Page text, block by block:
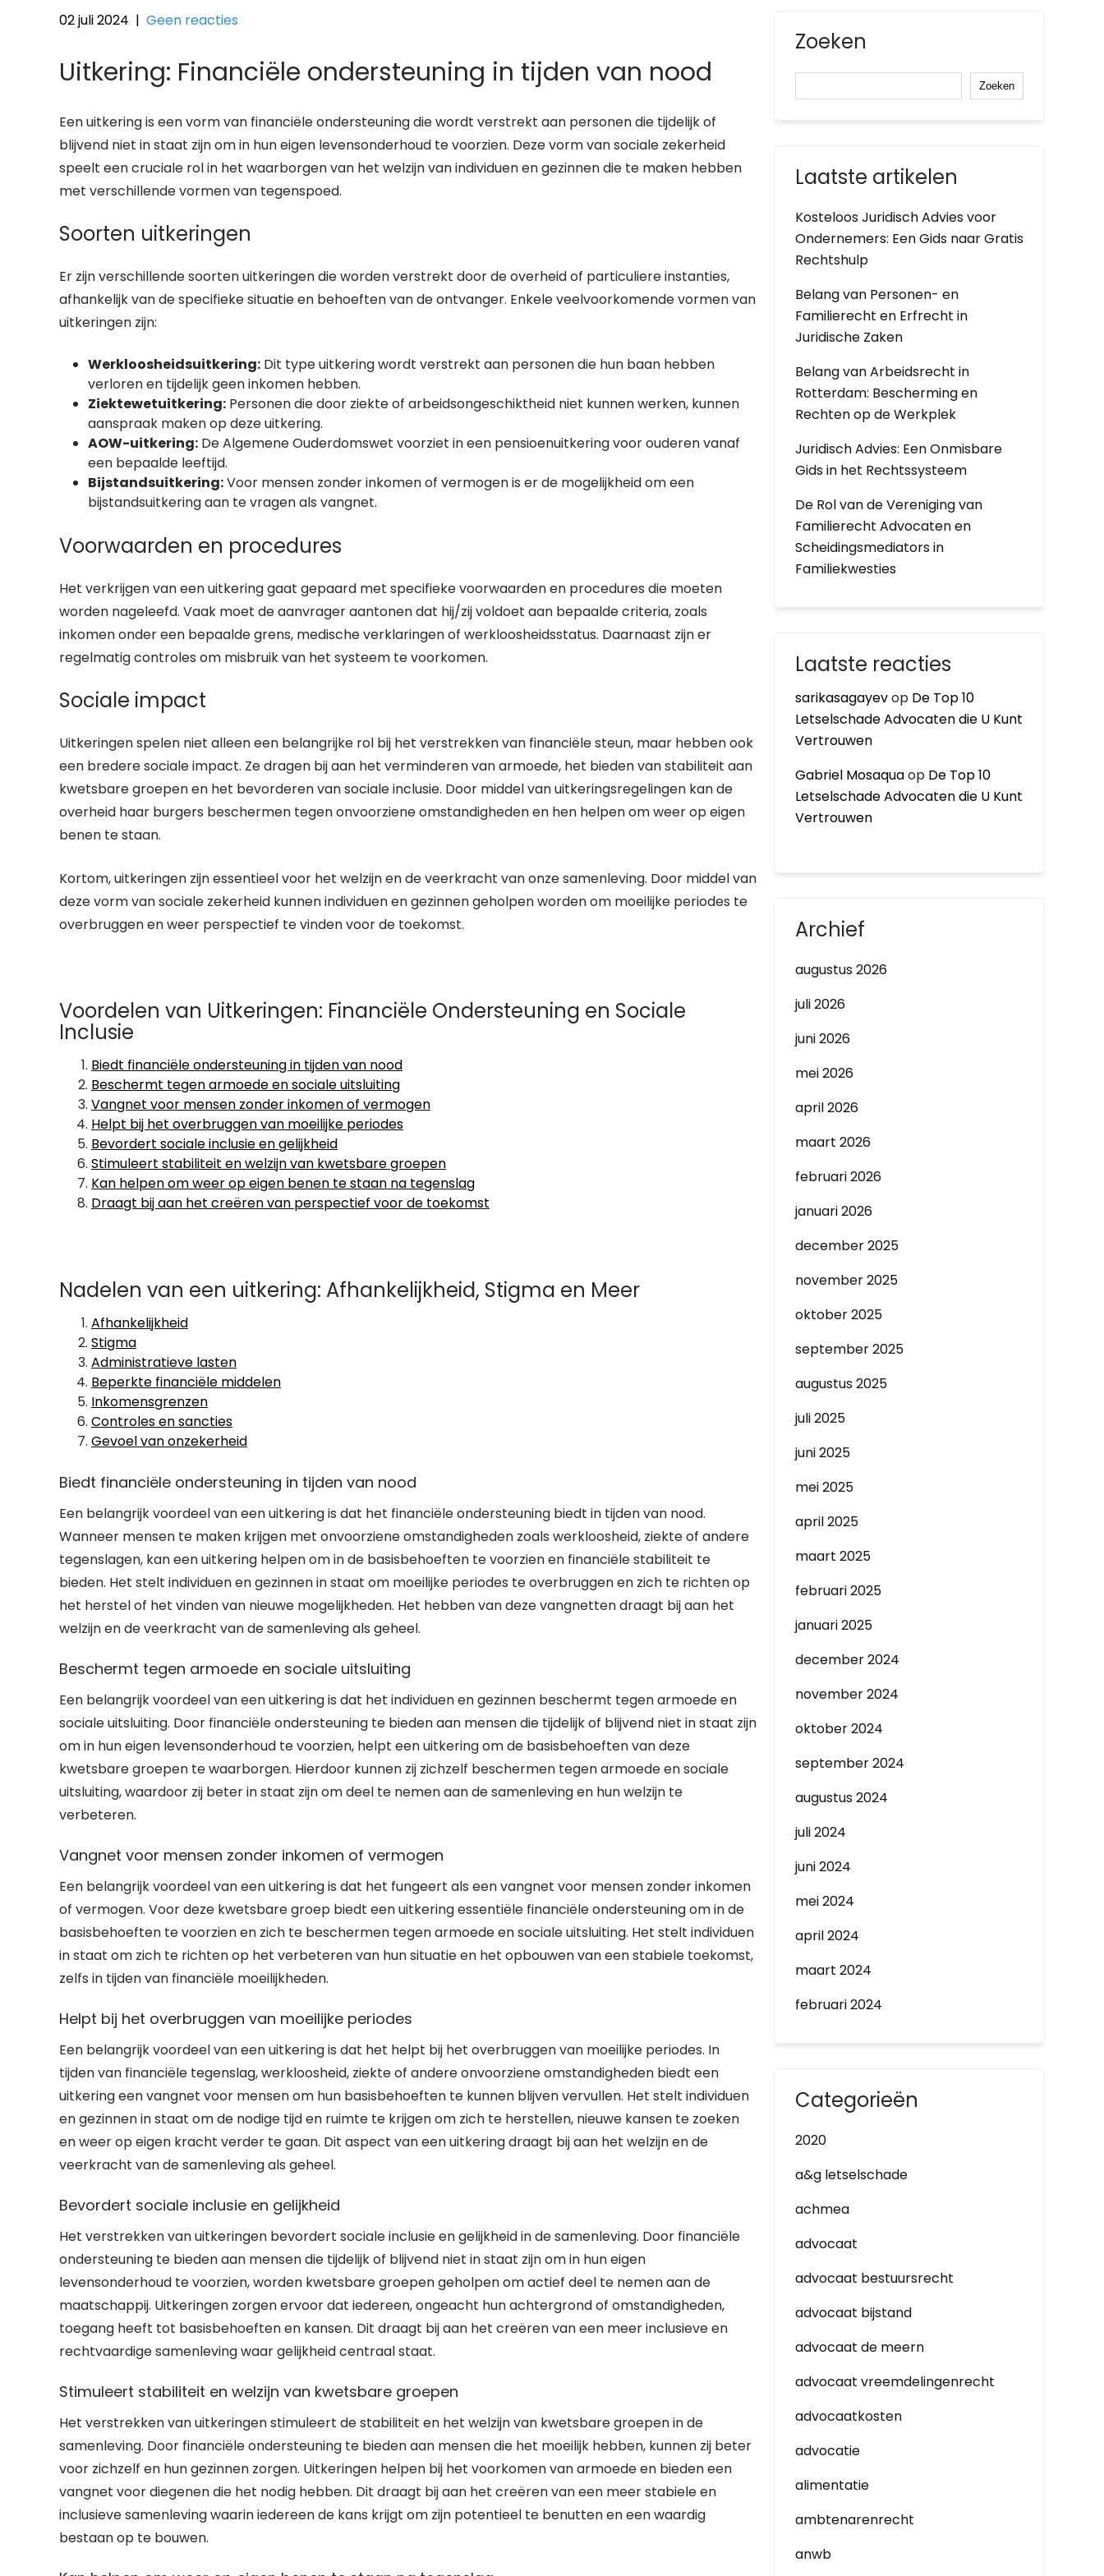
02 juli 2024 | Geen reacties
Uitkering: Financiële ondersteuning in tijden van nood
Een uitkering is een vorm van financiële ondersteuning die wordt verstrekt aan personen die tijdelijk of
blijvend niet in staat zijn om in hun eigen levensonderhoud te voorzien. Deze vorm van sociale zekerheid
speelt een cruciale rol in het waarborgen van het welzijn van individuen en gezinnen die te maken hebben
met verschillende vormen van tegenspoed.
Soorten uitkeringen
Er zijn verschillende soorten uitkeringen die worden verstrekt door de overheid of particuliere instanties,
afhankelijk van de specifieke situatie en behoeften van de ontvanger. Enkele veelvoorkomende vormen van
uitkeringen zijn:
Werkloosheidsuitkering: Dit type uitkering wordt verstrekt aan personen die hun baan hebben
verloren en tijdelijk geen inkomen hebben.
Ziektewetuitkering: Personen die door ziekte of arbeidsongeschiktheid niet kunnen werken, kunnen
aanspraak maken op deze uitkering.
AOW-uitkering: De Algemene Ouderdomswet voorziet in een pensioenuitkering voor ouderen vanaf
een bepaalde leeftijd.
Bijstandsuitkering:Voor mensen zonder inkomen of vermogen is er de mogelijkheid om een
bijstandsuitkering aan te vragen als vangnet.
Voorwaarden en procedures
Het verkrijgen van een uitkering gaat gepaard met specifieke voorwaarden en procedures die moeten
worden nageleefd. Vaak moet de aanvrager aantonen dat hij/zij voldoet aan bepaalde criteria, zoals
inkomen onder een bepaalde grens, medische verklaringen of werkloosheidsstatus. Daarnaast zijn er
regelmatig controles om misbruik van het systeem te voorkomen.
Sociale impact
Uitkeringen spelen niet alleen een belangrijke rol bij het verstrekken van financiële steun, maar hebben ook
een bredere sociale impact. Ze dragen bij aan het verminderen van armoede, het bieden van stabiliteit aan
kwetsbare groepen en het bevorderen van sociale inclusie. Door middel van uitkeringsregelingen kan de
overheid haar burgers beschermen tegen onvoorziene omstandigheden en hen helpen om weer op eigen
benen te staan.
Kortom, uitkeringen zijn essentieel voor het welzijn en de veerkracht van onze samenleving. Door middel van
deze vorm van sociale zekerheid kunnen individuen en gezinnen geholpen worden om moeilijke periodes te
overbruggen en weer perspectief te vinden voor de toekomst.
Voordelen van Uitkeringen: Financiële Ondersteuning en Sociale
Inclusie
Biedt financiële ondersteuning in tijden van nood
Beschermt tegen armoede en sociale uitsluiting
Vangnet voor mensen zonder inkomen of vermogen
Helpt bij het overbruggen van moeilijke periodes
Bevordert sociale inclusie en gelijkheid
Stimuleert stabiliteit en welzijn van kwetsbare groepen
Kan helpen om weer op eigen benen te staan na tegenslag
Draagt bij aan het creëren van perspectief voor de toekomst
Nadelen van een uitkering: Afhankelijkheid, Stigma en Meer
Afhankelijkheid
Stigma
Administratieve lasten
Beperkte financiële middelen
Inkomensgrenzen
Controles en sancties
Gevoel van onzekerheid
Biedt financiële ondersteuning in tijden van nood
Een belangrijk voordeel van een uitkering is dat het financiële ondersteuning biedt in tijden van nood.
Wanneer mensen te maken krijgen met onvoorziene omstandigheden zoals werkloosheid, ziekte of andere
tegenslagen, kan een uitkering helpen om in de basisbehoeften te voorzien en financiële stabiliteit te
bieden. Het stelt individuen en gezinnen in staat om moeilijke periodes te overbruggen en zich te richten op
het herstel of het vinden van nieuwe mogelijkheden. Het hebben van deze vangnetten draagt bij aan het
welzijn en de veerkracht van de samenleving als geheel.
Beschermt tegen armoede en sociale uitsluiting
Een belangrijk voordeel van een uitkering is dat het individuen en gezinnen beschermt tegen armoede en
sociale uitsluiting. Door financiële ondersteuning te bieden aan mensen die tijdelijk of blijvend niet in staat zijn
om in hun eigen levensonderhoud te voorzien, helpt een uitkering om de basisbehoeften van deze
kwetsbare groepen te waarborgen. Hierdoor kunnen zij zichzelf beschermen tegen armoede en sociale
uitsluiting, waardoor zij beter in staat zijn om deel te nemen aan de samenleving en hun welzijn te
verbeteren.
Vangnet voor mensen zonder inkomen of vermogen
Een belangrijk voordeel van een uitkering is dat het fungeert als een vangnet voor mensen zonder inkomen
of vermogen. Voor deze kwetsbare groep biedt een uitkering essentiële financiële ondersteuning om in de
basisbehoeften te voorzien en zich te beschermen tegen armoede en sociale uitsluiting. Het stelt individuen
in staat om zich te richten op het verbeteren van hun situatie en het opbouwen van een stabiele toekomst,
zelfs in tijden van financiële moeilijkheden.
Helpt bij het overbruggen van moeilijke periodes
Een belangrijk voordeel van een uitkering is dat het helpt bij het overbruggen van moeilijke periodes. In
tijden van financiële tegenslag, werkloosheid, ziekte of andere onvoorziene omstandigheden biedt een
uitkering een vangnet voor mensen om hun basisbehoeften te kunnen blijven vervullen. Het stelt individuen
en gezinnen in staat om de nodige tijd en ruimte te krijgen om zich te herstellen, nieuwe kansen te zoeken
en weer op eigen kracht verder te gaan. Dit aspect van een uitkering draagt bij aan het welzijn en de
veerkracht van de samenleving als geheel.
Bevordert sociale inclusie en gelijkheid
Het verstrekken van uitkeringen bevordert sociale inclusie en gelijkheid in de samenleving. Door financiële
ondersteuning te bieden aan mensen die tijdelijk of blijvend niet in staat zijn om in hun eigen
levensonderhoud te voorzien, worden kwetsbare groepen geholpen om actief deel te nemen aan de
maatschappij. Uitkeringen zorgen ervoor dat iedereen, ongeacht hun achtergrond of omstandigheden,
toegang heeft tot basisbehoeften en kansen. Dit draagt bij aan het creëren van een meer inclusieve en
rechtvaardige samenleving waar gelijkheid centraal staat.
Stimuleert stabiliteit en welzijn van kwetsbare groepen
Het verstrekken van uitkeringen stimuleert de stabiliteit en het welzijn van kwetsbare groepen in de
samenleving. Door financiële ondersteuning te bieden aan mensen die het moeilijk hebben, kunnen zij beter
voor zichzelf en hun gezinnen zorgen. Uitkeringen helpen bij het voorkomen van armoede en bieden een
vangnet voor diegenen die het nodig hebben. Dit draagt bij aan het creëren van een meer stabiele en
inclusieve samenleving waarin iedereen de kans krijgt om zijn potentieel te benutten en een waardig
bestaan op te bouwen.
Zoeken
Zoeken
Laatste artikelen
Kosteloos Juridisch Advies voor
Ondernemers: Een Gids naar Gratis
Rechtshulp
Belang van Personen- en
Familierecht en Erfrecht in
Juridische Zaken
Belang van Arbeidsrecht in
Rotterdam: Bescherming en
Rechten op de Werkplek
Juridisch Advies: Een Onmisbare
Gids in het Rechtssysteem
De Rol van de Vereniging van
Familierecht Advocaten en
Scheidingsmediators in
Familiekwesties
Laatste reacties
sarikasagayevop De Top 10
Letselschade Advocaten die U Kunt
Vertrouwen
Gabriel Mosaquaop De Top 10
Letselschade Advocaten die U Kunt
Vertrouwen
Archief
augustus 2026
juli 2026
juni 2026
mei 2026
april 2026
maart 2026
februari 2026
januari 2026
december 2025
november 2025
oktober 2025
september 2025
augustus 2025
juli 2025
juni 2025
mei 2025
april 2025
maart 2025
februari 2025
januari 2025
december 2024
november 2024
oktober 2024
september 2024
augustus 2024
juli 2024
juni 2024
mei 2024
april 2024
maart 2024
februari 2024
Categorieën
2020
a&g letselschade
achmea
advocaat
advocaat bestuursrecht
advocaat bijstand
advocaat de meern
advocaat vreemdelingenrecht
advocaatkosten
advocatie
alimentatie
ambtenarenrecht
anwb